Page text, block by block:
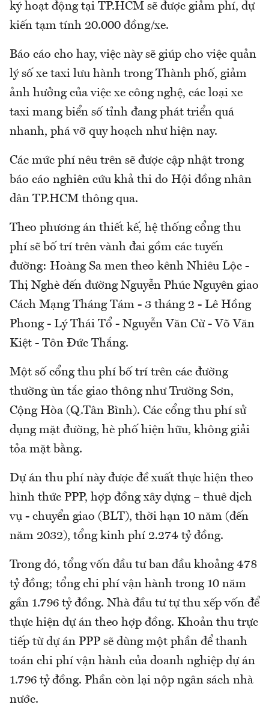
ký hoạt động tại TP.HCM sẽ được giảm phí, dự
kiến tạm tính 20.000 đồng/xe.
Báo cáo cho hay, việc này sẽ giúp cho việc quản
lý số xe taxi lưu hành trong Thành phố, giảm
ảnh hưởng của việc xe công nghệ, các loại xe
taxi mang biển số tỉnh đang phát triển quá
nhanh, phá vỡ quy hoạch như hiện nay.
Các mức phí nêu trên sẽ được cập nhật trong
báo cáo nghiên cứu khả thi do Hội đồng nhân
dân TP.HCM thông qua.
Theo phương án thiết kế, hệ thống cổng thu
phí sẽ bố trí trên vành đai gồm các tuyến
đường: Hoàng Sa men theo kênh Nhiêu Lộc -
Thị Nghè đến đường Nguyễn Phúc Nguyên giao
Cách Mạng Tháng Tám - 3 tháng 2 - Lê Hồng
Phong - Lý Thái Tổ - Nguyễn Văn Cừ - Võ Văn
Kiệt - Tôn Đức Thắng.
Một số cổng thu phí bố trí trên các đường
thường ùn tắc giao thông như Trường Sơn,
Cộng Hòa (Q.Tân Bình). Các cổng thu phí sử
dụng mặt đường, hè phố hiện hữu, không giải
tỏa mặt bằng.
Dự án thu phí này được đề xuất thực hiện theo
hình thức PPP, hợp đồng xây dựng – thuê dịch
vụ - chuyển giao (BLT), thời hạn 10 năm (đến
năm 2032), tổng kinh phí 2.274 tỷ đồng.
Trong đó, tổng vốn đầu tư ban đầu khoảng 478
tỷ đồng; tổng chi phí vận hành trong 10 năm
gần 1.796 tỷ đồng. Nhà đầu tư tự thu xếp vốn để
thực hiện dự án theo hợp đồng. Khoản thu trực
tiếp từ dự án PPP sẽ dùng một phần để thanh
toán chi phí vận hành của doanh nghiệp dự án
1.796 tỷ đồng. Phần còn lại nộp ngân sách nhà
nước.